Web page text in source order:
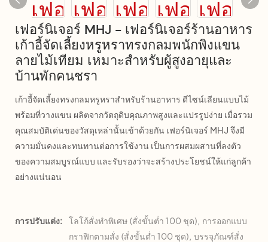
เฟอร์นิเจอร์ MHJ - เฟอร์นิเจอร์ร้านอาหาร
เก้าอี้จัดเลี้ยงหรูหราทรงกลมพนักพิงแขน
ลายไม้เทียม เหมาะสำหรับผู้สูงอายุและ
บ้านพักคนชรา
เก้าอี้จัดเลี้ยงทรงกลมหรูหราสำหรับร้านอาหาร ดีไซน์เลียนแบบไม้
พร้อมที่วางแขน ผลิตจากวัตถุดิบคุณภาพสูงและแปรรูปง่าย เมื่อรวม
คุณสมบัติเด่นของวัสดุเหล่านั้นเข้าด้วยกัน เฟอร์นิเจอร์ MHJ จึงมี
ความมั่นคงและทนทานต่อการใช้งาน เป็นการผสมผสานที่ลงตัว
ของความสมบูรณ์แบบ และรับรองว่าจะสร้างประโยชน์ให้แก่ลูกค้า
อย่างแน่นอน
การปรับแต่ง:
โลโก้สั่งทำพิเศษ (สั่งขั้นต่ำ 100 ชุด), การออกแบบ
กราฟิกตามสั่ง (สั่งขั้นต่ำ 100 ชุด), บรรจุภัณฑ์สั่ง